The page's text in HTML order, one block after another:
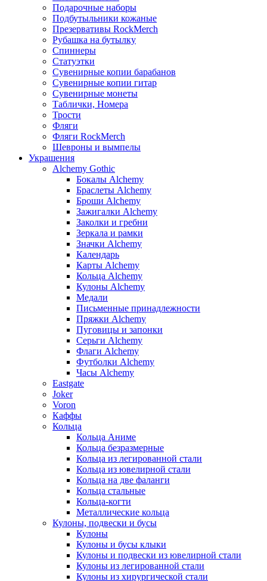
Подарочные наборы
Подбутыльники кожаные
Презервативы RockMerch
Рубашка на бутылку
Спиннеры
Статуэтки
Сувенирные копии барабанов
Сувенирные копии гитар
Сувенирные монеты
Таблички, Номера
Трости
Фляги
Фляги RockMerch
Шевроны и вымпелы
Украшения
Alchemy Gothic
Бокалы Alchemy
Браслеты Alchemy
Броши Alchemy
Зажигалки Alchemy
Заколки и гребни
Зеркала и рамки
Значки Alchemy
Календарь
Карты Alchemy
Кольца Alchemy
Кулоны Alchemy
Медали
Письменные принадлежности
Пряжки Alchemy
Пуговицы и запонки
Серьги Alchemy
Флаги Alchemy
Футболки Alchemy
Часы Alchemy
Eastgate
Joker
Voron
Каффы
Кольца
Кольца Аниме
Кольца безразмерные
Кольца из легированной стали
Кольца из ювелирной стали
Кольца на две фаланги
Кольца стальные
Кольца-когти
Металлические кольца
Кулоны, подвески и бусы
Кулоны
Кулоны и бусы клыки
Кулоны и подвески из ювелирной стали
Кулоны из легированной стали
Кулоны из хирургической стали